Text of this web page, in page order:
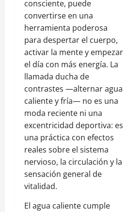
consciente, puede
convertirse en una
herramienta poderosa
para despertar el cuerpo,
activar la mente y empezar
el día con más energía. La
llamada ducha de
contrastes —alternar agua
caliente y fría— no es una
moda reciente ni una
excentricidad deportiva: es
una práctica con efectos
reales sobre el sistema
nervioso, la circulación y la
sensación general de
vitalidad.
El agua caliente cumple